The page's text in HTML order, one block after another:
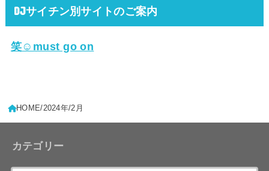
DJサイチン別サイトのご案内
笑☺must go on
HOME 2024年 2月
カテゴリー